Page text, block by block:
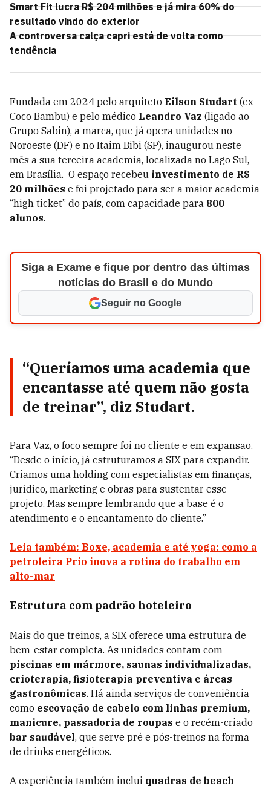
Smart Fit lucra R$ 204 milhões e já mira 60% do
resultado vindo do exterior
A controversa calça capri está de volta como
tendência
Fundada em 2024 pelo arquiteto Eilson Studart (ex-
Coco Bambu) e pelo médico Leandro Vaz (ligado ao
Grupo Sabin), a marca, que já opera unidades no
Noroeste (DF) e no Itaim Bibi (SP), inaugurou neste
mês a sua terceira academia, localizada no Lago Sul,
em Brasília. O espaço recebeu investimento de R$
20 milhões e foi projetado para ser a maior academia
“high ticket” do país, com capacidade para 800
alunos.
Siga a Exame e fique por dentro das últimas
notícias do Brasil e do Mundo
Seguir no Google
“Queríamos uma academia que
encantasse até quem não gosta
de treinar”, diz Studart.
Para Vaz, o foco sempre foi no cliente e em expansão.
“Desde o início, já estruturamos a SIX para expandir.
Criamos uma holding com especialistas em finanças,
jurídico, marketing e obras para sustentar esse
projeto. Mas sempre lembrando que a base é o
atendimento e o encantamento do cliente.”
Leia também: Boxe, academia e até yoga: como a
petroleira Prio inova a rotina do trabalho em
alto-mar
Estrutura com padrão hoteleiro
Mais do que treinos, a SIX oferece uma estrutura de
bem-estar completa. As unidades contam com
piscinas em mármore, saunas individualizadas,
crioterapia, fisioterapia preventiva e áreas
gastronômicas. Há ainda serviços de conveniência
como escovação de cabelo com linhas premium,
manicure, passadoria de roupas e o recém-criado
bar saudável, que serve pré e pós-treinos na forma
de drinks energéticos.
A experiência também inclui quadras de beach